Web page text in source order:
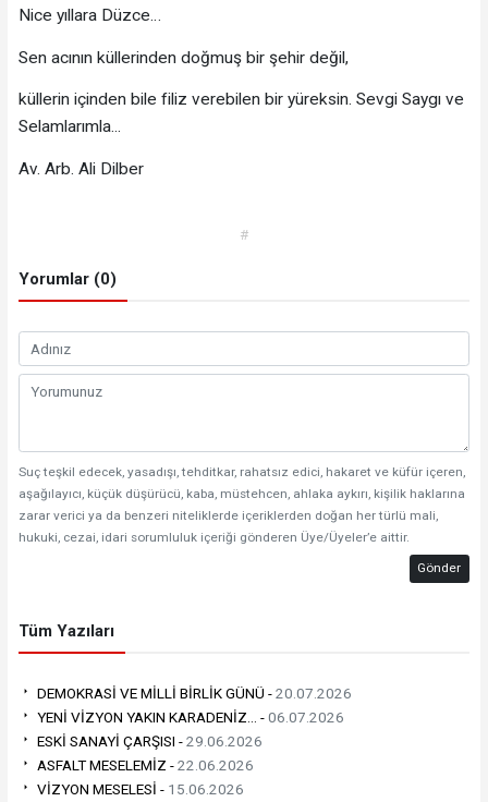
Nice yıllara Düzce…
Sen acının küllerinden doğmuş bir şehir değil,
küllerin içinden bile filiz verebilen bir yüreksin. Sevgi Saygı ve
Selamlarımla...
Av. Arb. Ali Dilber
#
Yorumlar (0)
Suç teşkil edecek, yasadışı, tehditkar, rahatsız edici, hakaret ve küfür içeren,
aşağılayıcı, küçük düşürücü, kaba, müstehcen, ahlaka aykırı, kişilik haklarına
zarar verici ya da benzeri niteliklerde içeriklerden doğan her türlü mali,
hukuki, cezai, idari sorumluluk içeriği gönderen Üye/Üyeler’e aittir.
Gönder
Tüm Yazıları
DEMOKRASİ VE MİLLİ BİRLİK GÜNÜ -20.07.2026
YENİ VİZYON YAKIN KARADENİZ... -06.07.2026
ESKİ SANAYİ ÇARŞISI -29.06.2026
ASFALT MESELEMİZ -22.06.2026
VİZYON MESELESİ - 15.06.2026